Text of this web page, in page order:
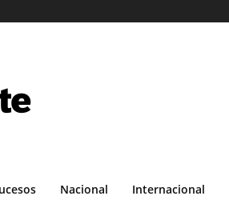
Nacional Internacional